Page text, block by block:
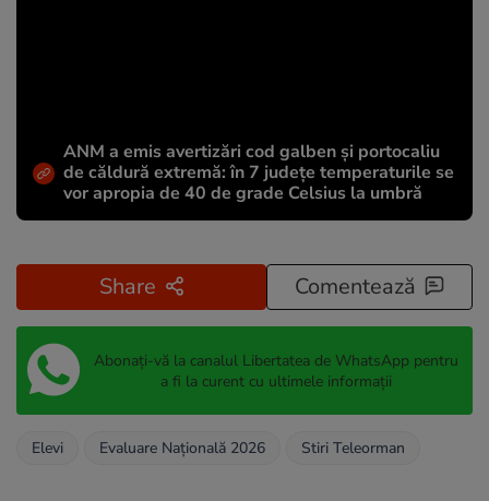
ANM a emis avertizări cod galben și portocaliu
de căldură extremă: în 7 județe temperaturile se
vor apropia de 40 de grade Celsius la umbră
Share Comentează
Abonați-vă la canalul Libertatea de WhatsApp pentru
a fi la curent cu ultimele informații
Elevi Evaluare Națională 2026 Stiri Teleorman